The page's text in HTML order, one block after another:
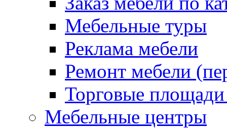
Мебельные туры
Реклама мебели
Ремонт мебели
Торговые
Мебельные центры